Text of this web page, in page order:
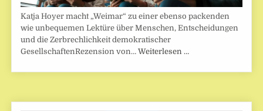
Katja Hoyer macht „Weimar“ zu einer ebenso packenden
wie unbequemen Lektüre über Menschen, Entscheidungen
und die Zerbrechlichkeit demokratischer
GesellschaftenRezension von…Weiterlesen …